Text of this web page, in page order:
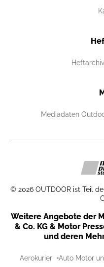
Heftarchiv
Mediadaten
© 2026 OUTDOOR ist Teil
Weitere Angebote der
& Co. KG & Motor
und deren
Aerokurier Auto Motor